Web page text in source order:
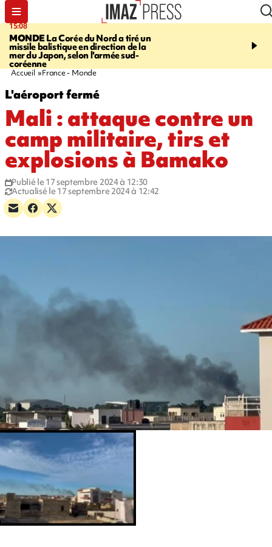
15:08
MONDELa Corée du Nord a tiré un
missile balistique en direction de la
mer du Japon, selon l'armée sud-
coréenne
17:24
est rouvert à la
Accueil France - Monde
L'aéroport fermé
Mali : attaque contre un
camp militaire, tirs et
explosions à Bamako
Publié le 17 septembre 2024 à 12:30
Actualisé le 17 septembre 2024 à 12:42